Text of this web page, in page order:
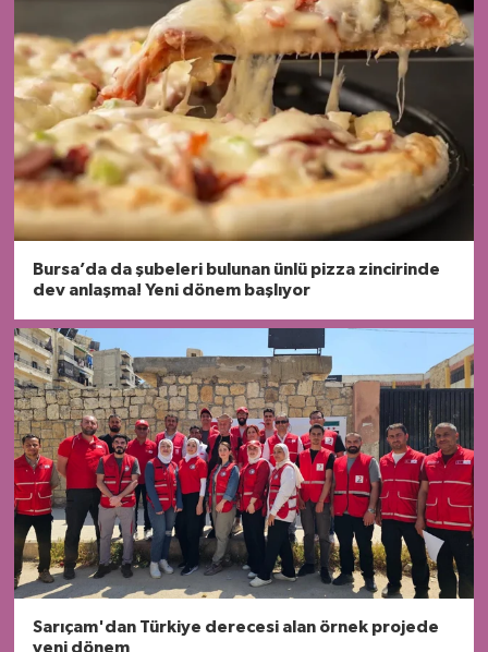
Bursa’da da şubeleri bulunan ünlü pizza zincirinde
dev anlaşma! Yeni dönem başlıyor
Sarıçam'dan Türkiye derecesi alan örnek projede
yeni dönem